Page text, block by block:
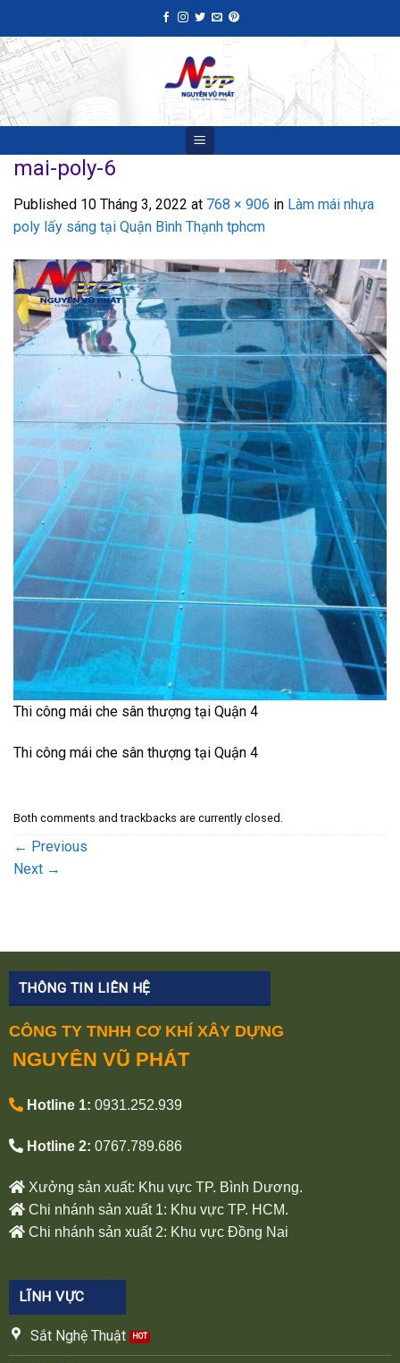
to
content
mai-poly-6
Published 10 Tháng 3, 2022 at 768 × 906 in Làm mái nhựa
poly lấy sáng tại Quận Bình Thạnh tphcm
Thi công mái che sân thượng tại Quận 4
Thi công mái che sân thượng tại Quận 4
Both comments and trackbacks are currently closed.
← Previous
Next →
THÔNG TIN LIÊN HỆ
CÔNG TY TNHH CƠ KHÍ XÂY DỰNG
NGUYÊN VŨ PHÁT
Hotline 1: 0931.252.939
Hotline 2: 0767.789.686
Xưởng sản xuất: Khu vực TP. Bình Dương.
Chi nhánh sản xuất 1: Khu vực TP. HCM.
Chi nhánh sản xuất 2: Khu vực Đồng Nai
LĨNH VỰC
Sắt Nghệ Thuật